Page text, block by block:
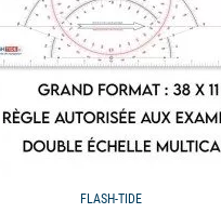
FLASH-TIDE